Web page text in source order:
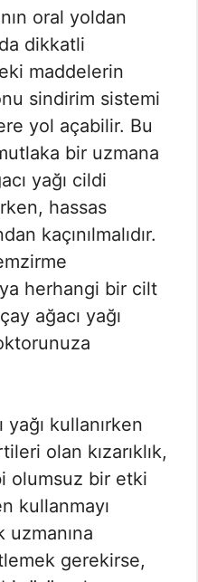
oral yoldan
dikkatli
maddelerin
sindirim sistemi
yol açabilir. Bu
bir uzmana
yağı cildi
hassas
kaçınılmalıdır.
herhangi bir cilt
ağacı yağı
kullanırken
olan kızarıklık,
olumsuz bir etki
kullanmayı
uzmanına
gerekirse,